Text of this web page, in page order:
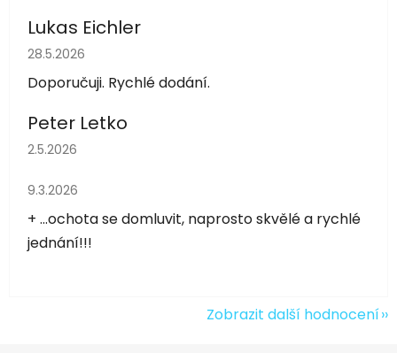
Lukas Eichler
Hodnocení obchodu je 5 z 5 hvězdiček.
28.5.2026
Doporučuji. Rychlé dodání.
Peter Letko
Hodnocení obchodu je 5 z 5 hvězdiček.
2.5.2026
Hodnocení obchodu je 5 z 5 hvězdiček.
9.3.2026
+ ...ochota se domluvit, naprosto skvělé a rychlé
jednání!!!
Zobrazit další hodnocení